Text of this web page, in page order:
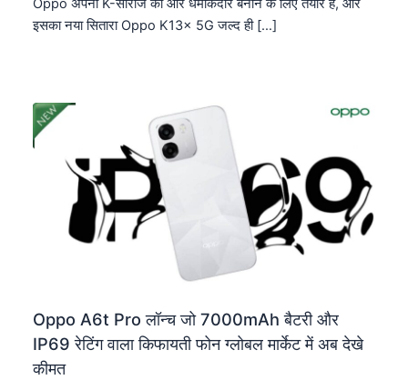
Oppo अपनी K-सीरीज को और धमाकेदार बनाने के लिए तैयार है, और
इसका नया सितारा Oppo K13x 5G जल्द ही […]
Oppo A6t Pro लॉन्च जो 7000mAh बैटरी और
IP69 रेटिंग वाला किफायती फोन ग्लोबल मार्केट में अब देखे
कीमत